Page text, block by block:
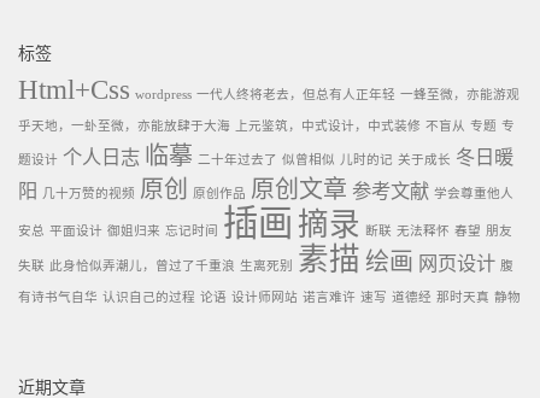
标签
Html+Css wordpress 一代人终将老去，但总有人正年轻 一蜂至微，亦能游观
乎天地，一虲至微，亦能放肆于大海 上元鉴筑，中式设计，中式装修 不盲从 专题 专
题设计 个人日志 临摹 二十年过去了 似曾相似 儿时的记 关于成长 冬日暖
阳
几十万赞的视频 原创 原创作品 原创文章 参考文献 学会尊重他人
安总 平面设计 御姐归来 忘记时间 插画 摘录 断联 无法释怀 春望 朋友
失联 此身恰似弄潮儿，曾过了千重浪 生离死别 素描 绘画 网页设计 腹
有诗书气自华 认识自己的过程 论语 设计师网站 诺言难许 速写 道德经 那时天真 静物
近期文章